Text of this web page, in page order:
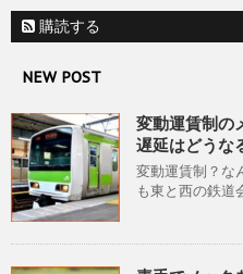
購読する
NEW POST
変動運賃制の
遅延はどうな
変動運賃制？な
も東と西の鉄道